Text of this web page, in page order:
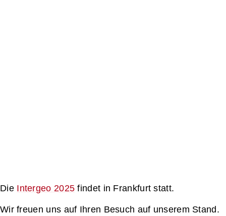
Die Intergeo 2025 findet in Frankfurt statt.
Wir freuen uns auf Ihren Besuch auf unserem Stand.